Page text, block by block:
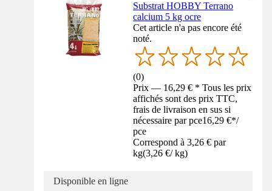
Substrat HOBBY Terrano
calcium 5 kg ocre
Cet article n'a pas encore été
noté.
(0)
Prix — 16,29 € * Tous les prix
affichés sont des prix TTC,
frais de livraison en sus si
nécessaire par pce16,29 €*/
pce
Correspond à 3,26 € par
kg(3,26 €/ kg)
Disponible en ligne